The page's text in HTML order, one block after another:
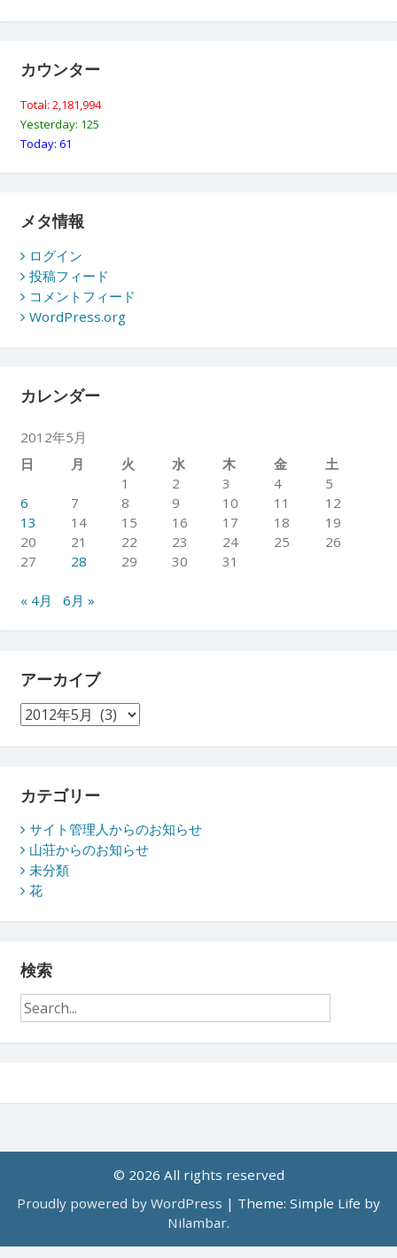
カウンター
Total: 2,181,994
Yesterday: 125
Today: 61
メタ情報
ログイン
投稿フィード
コメントフィード
WordPress.org
カレンダー
2012年5月
日
月 火 水 木 金
土
1
2 3 4
5
6
7 8 9 10 11
12
13
14 15 16 17 18
19
20
21 22 23 24 25
26
27
28 29 30 31
« 4月 6月 »
アーカイブ
ア
ー
カ
ブ
カテゴリー
サイト管理人からのお知らせ
山荘からのお知らせ
未分類
花
検索
© 2026 All rights reserved
Proudly powered by WordPress | Theme: Simple Life by
Nilambar.